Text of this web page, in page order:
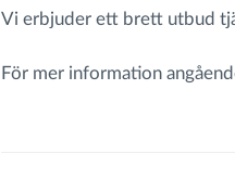
Vi erbjuder ett brett utbud
För mer information